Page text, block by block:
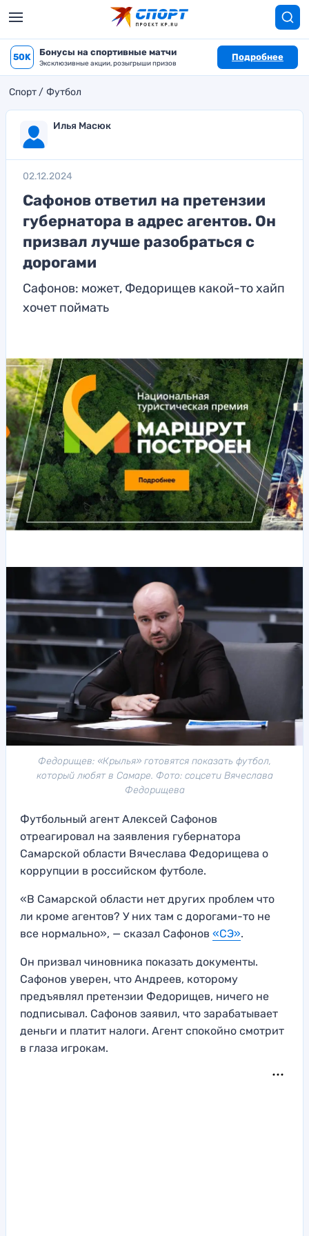
50K Бонусы на спортивные матчи
Эксклюзивные акции, розыгрыши призов
Подробнее
Спорт Футбол
Илья Масюк
02.12.2024
Сафонов ответил на претензии
губернатора в адрес агентов. Он
призвал лучше разобраться с
дорогами
Сафонов: может, Федорищев какой-то хайп
хочет поймать
Федорищев: «Крылья» готовятся показать футбол,
который любят в Самаре. Фото: соцсети Вячеслава
Федорищева
Футбольный агент Алексей Сафонов
отреагировал на заявления губернатора
Самарской области Вячеслава Федорищева о
коррупции в российском футболе.
«В Самарской области нет других проблем что
ли кроме агентов? У них там с дорогами-то не
все нормально», — сказал Сафонов «СЭ».
Он призвал чиновника показать документы.
Сафонов уверен, что Андреев, которому
предъявлял претензии Федорищев, ничего не
подписывал. Сафонов заявил, что зарабатывает
деньги и платит налоги. Агент спокойно смотрит
в глаза игрокам.